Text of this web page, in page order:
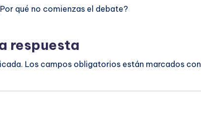
qué no comienzas el debate?
respuesta
Los campos obligatorios están marcados con